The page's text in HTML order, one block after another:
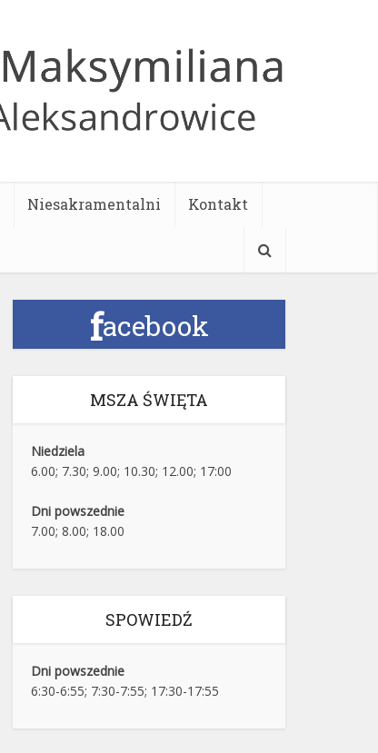
Niesakramentalni Kontakt
facebook
MSZA ŚWIĘTA
Niedziela
6.00; 7.30; 9.00; 10.30; 12.00; 17:00
Dni powszednie
7.00; 8.00; 18.00
SPOWIEDŹ
Dni powszednie
6:30-6:55; 7:30-7:55; 17:30-17:55